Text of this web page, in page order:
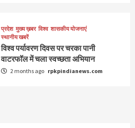
प्रदेश मुख्य ख़बर विश्व शासकीय योजनाएं
स्थानीय खबरें
विश्व पर्यावरण दिवस पर चरका पानी
वाटरफॉल में चला स्वच्छता अभियान
2 months ago rpkpindianews.com